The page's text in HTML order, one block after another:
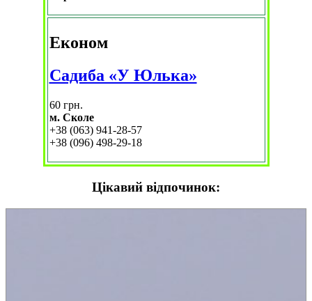
Економ
Садиба «У Юлька»
60 грн.
м. Сколе
+38 (063) 941-28-57
+38 (096) 498-29-18
Цікавий відпочинок: